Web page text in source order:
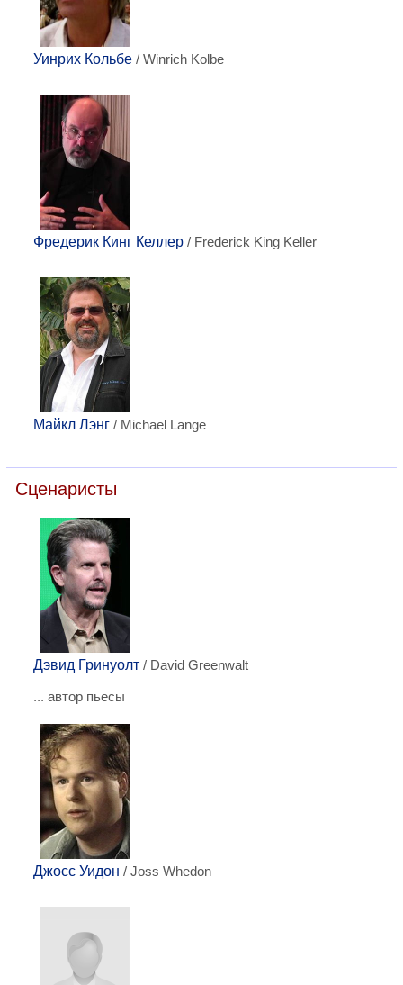
Уинрих Кольбе / Winrich Kolbe
Фредерик Кинг Келлер / Frederick King Keller
Майкл Лэнг / Michael Lange
Сценаристы
Дэвид Гринуолт / David Greenwalt
... автор пьесы
Джосс Уидон / Joss Whedon